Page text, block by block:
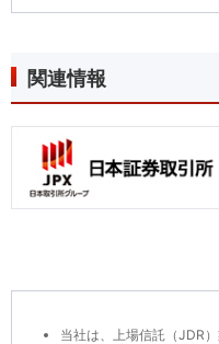
関連情報
当社は、上場信託（JDR